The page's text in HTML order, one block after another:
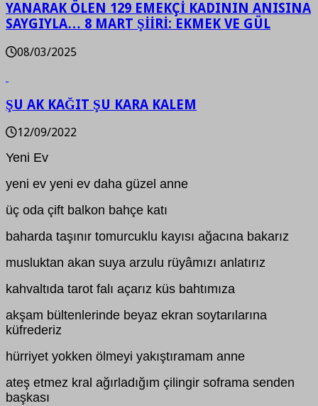
YANARAK ÖLEN 129 EMEKÇİ KADININ ANISINA
SAYGIYLA… 8 MART ŞİİRİ: EKMEK VE GÜL
08/03/2025
ŞU AK KAĞIT ŞU KARA KALEM
12/09/2022
Yeni Ev
yeni ev yeni ev daha güzel anne
üç oda çift balkon bahçe katı
baharda taşınır tomurcuklu kayısı ağacına bakarız
musluktan akan suya arzulu rüyâmızı anlatırız
kahvaltıda tarot falı açarız küs bahtımıza
akşam bültenlerinde beyaz ekran soytarılarına
küfrederiz
hürriyet yokken ölmeyi yakıştıramam anne
ateş etmez kral ağırladığım çilingir soframa senden
başkası